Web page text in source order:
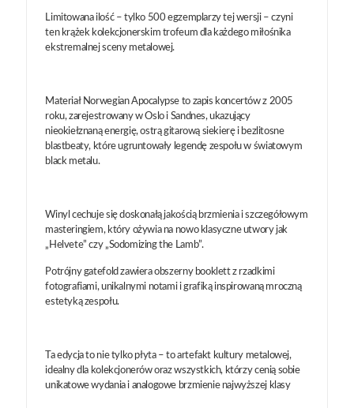
Limitowana ilość – tylko 500 egzemplarzy tej wersji – czyni
ten krążek kolekcjonerskim trofeum dla każdego miłośnika
ekstremalnej sceny metalowej.
Materiał Norwegian Apocalypse to zapis koncertów z 2005
roku, zarejestrowany w Oslo i Sandnes, ukazujący
nieokiełznaną energię, ostrą gitarową siekierę i bezlitosne
blastbeaty, które ugruntowały legendę zespołu w światowym
black metalu.
Winyl cechuje się doskonałą jakością brzmienia i szczegółowym
masteringiem, który ożywia na nowo klasyczne utwory jak
„Helvete” czy „Sodomizing the Lamb”.
Potrójny gatefold zawiera obszerny booklett z rzadkimi
fotografiami, unikalnymi notami i grafiką inspirowaną mroczną
estetyką zespołu.
Ta edycja to nie tylko płyta – to artefakt kultury metalowej,
idealny dla kolekcjonerów oraz wszystkich, którzy cenią sobie
unikatowe wydania i analogowe brzmienie najwyższej klasy